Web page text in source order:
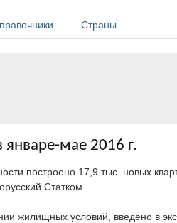
Страны
мае 2016 г.
построено 17,9 тыс. новых
Статком.
жилищных условий, введено в